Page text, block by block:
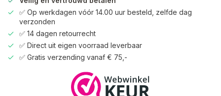
✅ Op werkdagen vóór 14.00 uur besteld, zelfde dag
verzonden
✅ 14 dagen retourrecht
✅ Direct uit eigen voorraad leverbaar
✅ Gratis verzending vanaf € 75,-